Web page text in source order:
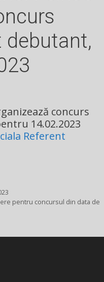
debutant,
concurs
14.02.2023
Referent
pentru concursul din data de